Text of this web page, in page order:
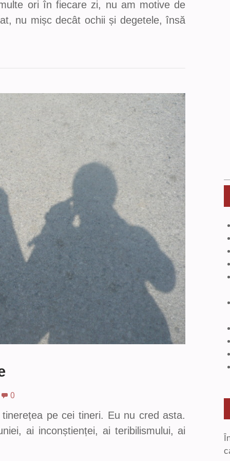
ori în fiecare zi, nu am motive de
nu mișc decât ochii și degetele, însă
0
pe cei tineri. Eu nu cred asta.
ai inconștienței, ai teribilismului, ai